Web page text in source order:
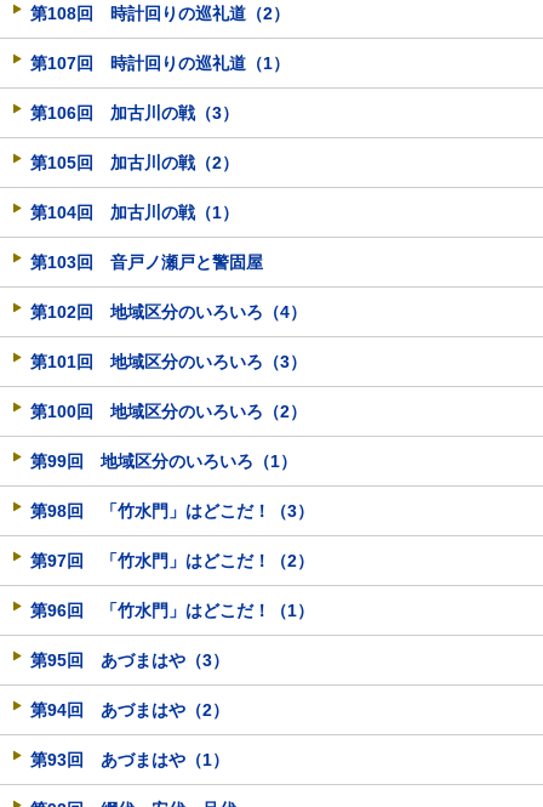
第108回 時計回りの巡礼道（2）
第107回 時計回りの巡礼道（1）
第106回 加古川の戦（3）
第105回 加古川の戦（2）
第104回 加古川の戦（1）
第103回 音戸ノ瀬戸と警固屋
第102回 地域区分のいろいろ（4）
第101回 地域区分のいろいろ（3）
第100回 地域区分のいろいろ（2）
第99回 地域区分のいろいろ（1）
第98回 「竹水門」はどこだ！（3）
第97回 「竹水門」はどこだ！（2）
第96回 「竹水門」はどこだ！（1）
第95回 あづまはや（3）
第94回 あづまはや（2）
第93回 あづまはや（1）